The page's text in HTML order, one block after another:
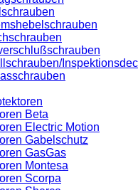
Beta
Electric Motion
Gabelschutz
GasGas
Montesa
Scorpa